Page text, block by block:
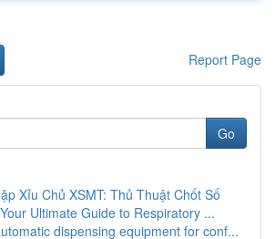
Report Page
Go
Xỉu Chủ XSMT: Thủ Thuật Chốt Số
Ultimate Guide to Respiratory ...
dispensing equipment for conf...